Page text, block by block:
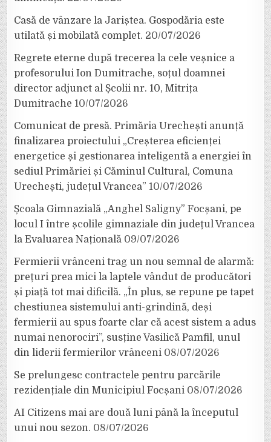
Casă de vânzare la Jariștea. Gospodăria este
utilată și mobilată complet. 20/07/2026
Regrete eterne după trecerea la cele veșnice a
profesorului Ion Dumitrache, soțul doamnei
director adjunct al Școlii nr. 10, Mitrița
Dumitrache 10/07/2026
Comunicat de presă. Primăria Urechești anunță
finalizarea proiectului „Creșterea eficienței
energetice și gestionarea inteligentă a energiei în
sediul Primăriei și Căminul Cultural, Comuna
Urechești, județul Vrancea” 10/07/2026
Școala Gimnazială „Anghel Saligny” Focșani, pe
locul I între școlile gimnaziale din județul Vrancea
la Evaluarea Națională 09/07/2026
Fermierii vrânceni trag un nou semnal de alarmă:
prețuri prea mici la laptele vândut de producători
și piață tot mai dificilă. „În plus, se repune pe tapet
chestiunea sistemului anti-grindină, deși
fermierii au spus foarte clar că acest sistem a adus
numai nenorociri”, susține Vasilică Pamfil, unul
din liderii fermierilor vrânceni 08/07/2026
Se prelungesc contractele pentru parcările
rezidențiale din Municipiul Focșani 08/07/2026
AI Citizens mai are două luni până la începutul
unui nou sezon. 08/07/2026